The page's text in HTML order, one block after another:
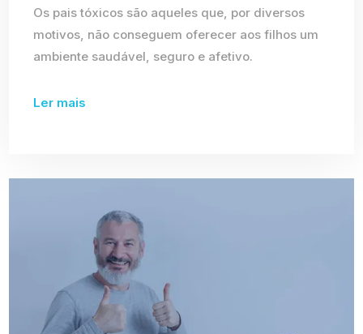
Os pais tóxicos são aqueles que, por diversos
motivos, não conseguem oferecer aos filhos um
ambiente saudável, seguro e afetivo.
Ler mais